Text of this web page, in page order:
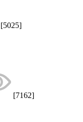
[5025]
[7162]